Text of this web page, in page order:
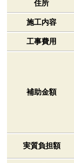
住所
施工内容
工事費用
補助金額
実質負担額